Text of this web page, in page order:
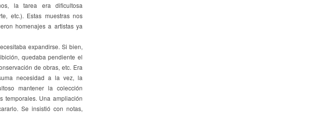
la tarea era dificultosa
etc.). Estas muestras nos
homenajes a artistas ya
expandirse. Si bien,
quedaba pendiente el
de obras, etc. Era
necesidad a la vez, la
mantener la colección
temporales. Una ampliación
Se insistió con notas,